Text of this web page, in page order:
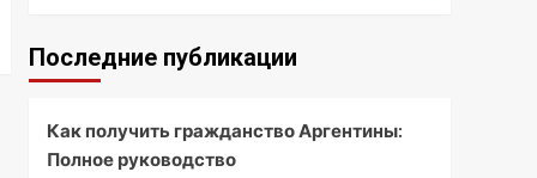
Последние публикации
Как получить гражданство Аргентины:
Полное руководство